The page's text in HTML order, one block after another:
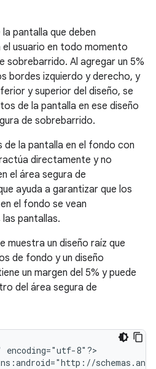
pantalla que deben
usuario en todo momento
sobrebarrido. Al agregar un 5%
bordes izquierdo y derecho, y
y superior del diseño, se
de la pantalla en ese diseño
de sobrebarrido.
la pantalla en el fondo con
directamente y no
el área segura de
ayuda a garantizar que los
el fondo se vean
pantallas.
muestra un diseño raíz que
de fondo y un diseño
un margen del 5% y puede
del área segura de
encoding="utf-8"?>